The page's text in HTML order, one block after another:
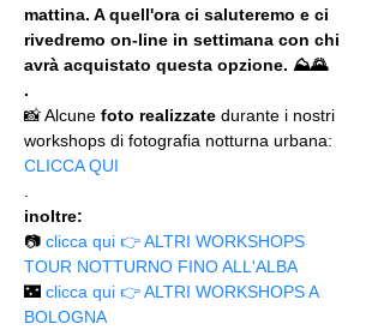
mattina. A quell'ora ci saluteremo e ci
rivedremo on-line in settimana con chi
avrà acquistato questa opzione. ⛰🌄
.
📸 Alcune foto realizzate durante i nostri
workshops di fotografia notturna urbana:
CLICCA QUI
inoltre:
📷 clicca qui 👉 ALTRI WORKSHOPS
TOUR NOTTURNO FINO ALL'ALBA
🌃 clicca qui 👉 ALTRI WORKSHOPS A
BOLOGNA